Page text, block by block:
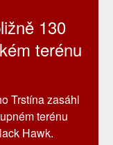
130
terénu
Trstína zasáhl
terénu
Hawk.